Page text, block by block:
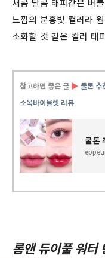
새콤 달콤 태피같은 버
느낌의 분홍빛 컬러라
소화할 것 같은 컬러 태
참고하면 좋은 글 ▶ 쿨톤 추
소목바이올렛 리뷰
롬앤 듀이풀 워터